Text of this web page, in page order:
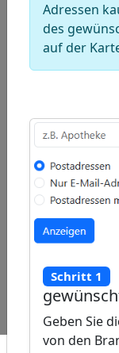
Beliebte
Abfragen:
Adressen
des
auf der
Schritt 1
Geben Sie
von den